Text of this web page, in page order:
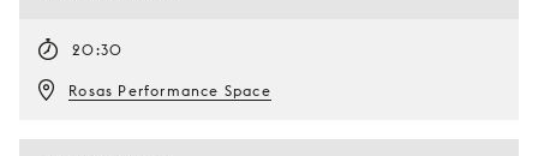
20:30
Rosas Performance Space